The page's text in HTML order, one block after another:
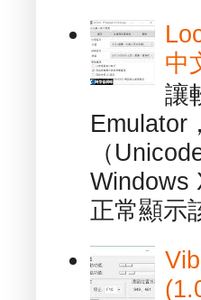
中
讓
Emulator
（
Windows
正常顯示